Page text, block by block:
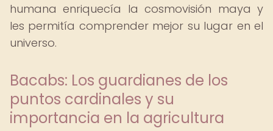
humana enriquecía la cosmovisión maya y
les permitía comprender mejor su lugar en el
universo.
Bacabs: Los guardianes de los
puntos cardinales y su
importancia en la agricultura